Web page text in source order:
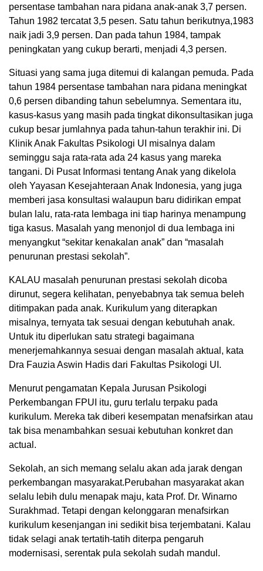
persentase tambahan nara pidana anak-anak 3,7 persen.
Tahun 1982 tercatat 3,5 pesen. Satu tahun berikutnya,1983
naik jadi 3,9 persen. Dan pada tahun 1984, tampak
peningkatan yang cukup berarti, menjadi 4,3 persen.
Situasi yang sama juga ditemui di kalangan pemuda. Pada
tahun 1984 persentase tambahan nara pidana meningkat
0,6 persen dibanding tahun sebelumnya. Sementara itu,
kasus-kasus yang masih pada tingkat dikonsultasikan juga
cukup besar jumlahnya pada tahun-tahun terakhir ini. Di
Klinik Anak Fakultas Psikologi UI misalnya dalam
seminggu saja rata-rata ada 24 kasus yang mareka
tangani. Di Pusat Informasi tentang Anak yang dikelola
oleh Yayasan Kesejahteraan Anak Indonesia, yang juga
memberi jasa konsultasi walaupun baru didirikan empat
bulan lalu, rata-rata lembaga ini tiap harinya menampung
tiga kasus. Masalah yang menonjol di dua lembaga ini
menyangkut “sekitar kenakalan anak” dan “masalah
penurunan prestasi sekolah”.
KALAU masalah penurunan prestasi sekolah dicoba
dirunut, segera kelihatan, penyebabnya tak semua beleh
ditimpakan pada anak. Kurikulum yang diterapkan
misalnya, ternyata tak sesuai dengan kebutuhah anak.
Untuk itu diperlukan satu strategi bagaimana
menerjemahkannya sesuai dengan masalah aktual, kata
Dra Fauzia Aswin Hadis dari Fakultas Psikologi UI.
Menurut pengamatan Kepala Jurusan Psikologi
Perkembangan FPUI itu, guru terlalu terpaku pada
kurikulum. Mereka tak diberi kesempatan menafsirkan atau
tak bisa menambahkan sesuai kebutuhan konkret dan
actual.
Sekolah, an sich memang selalu akan ada jarak dengan
perkembangan masyarakat.Perubahan masyarakat akan
selalu lebih dulu menapak maju, kata Prof. Dr. Winarno
Surakhmad. Tetapi dengan kelonggaran menafsirkan
kurikulum kesenjangan ini sedikit bisa terjembatani. Kalau
tidak selagi anak tertatih-tatih diterpa pengaruh
modernisasi, serentak pula sekolah sudah mandul.